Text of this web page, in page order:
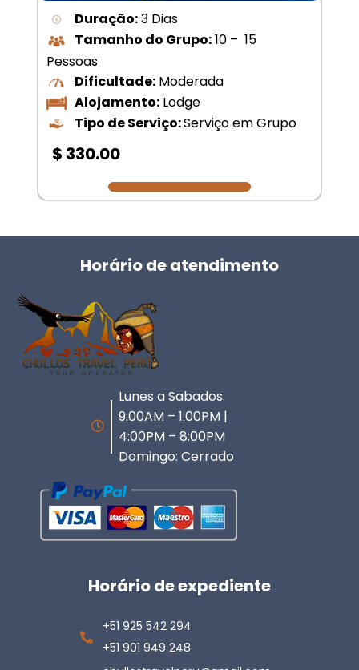
Duração:3 Dias
Tamanho do Grupo:10 – 15
Pessoas
Dificultade:Moderada
Alojamento:Lodge
Tipo de Serviço:Serviço em Grupo
$ 330.00
Horário de atendimento
Lunes a Sabados:
9:00AM – 1:00PM |
4:00PM – 8:00PM
Domingo: Cerrado
Horário de expediente
+51 925 542 294
+51 901 949 248